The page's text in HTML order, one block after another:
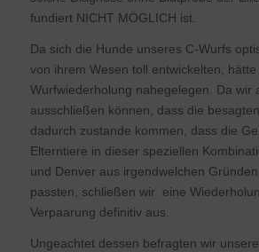
fundiert NICHT MÖGLICH ist.
Da sich die Hunde unseres C-Wurfs
von ihrem Wesen toll entwickelten, hätte
Wurfwiederholung nahegelegen. Da wir
ausschließen können, dass die
dadurch zustande kommen, dass die
Elterntiere in dieser speziellen
und Denver aus irgendwelchen
passten, schließen wir eine
Verpaarung definitiv aus.
Ungeachtet dessen befragten wir